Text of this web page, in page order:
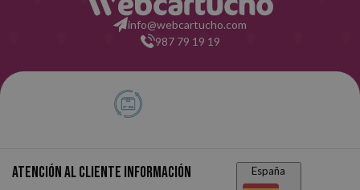
info@webcartucho.com
987 79 19 19
Atención al cliente Información España